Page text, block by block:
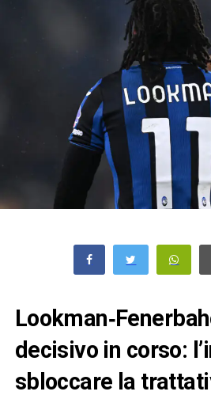
decisivo in corso:
sbloccare la